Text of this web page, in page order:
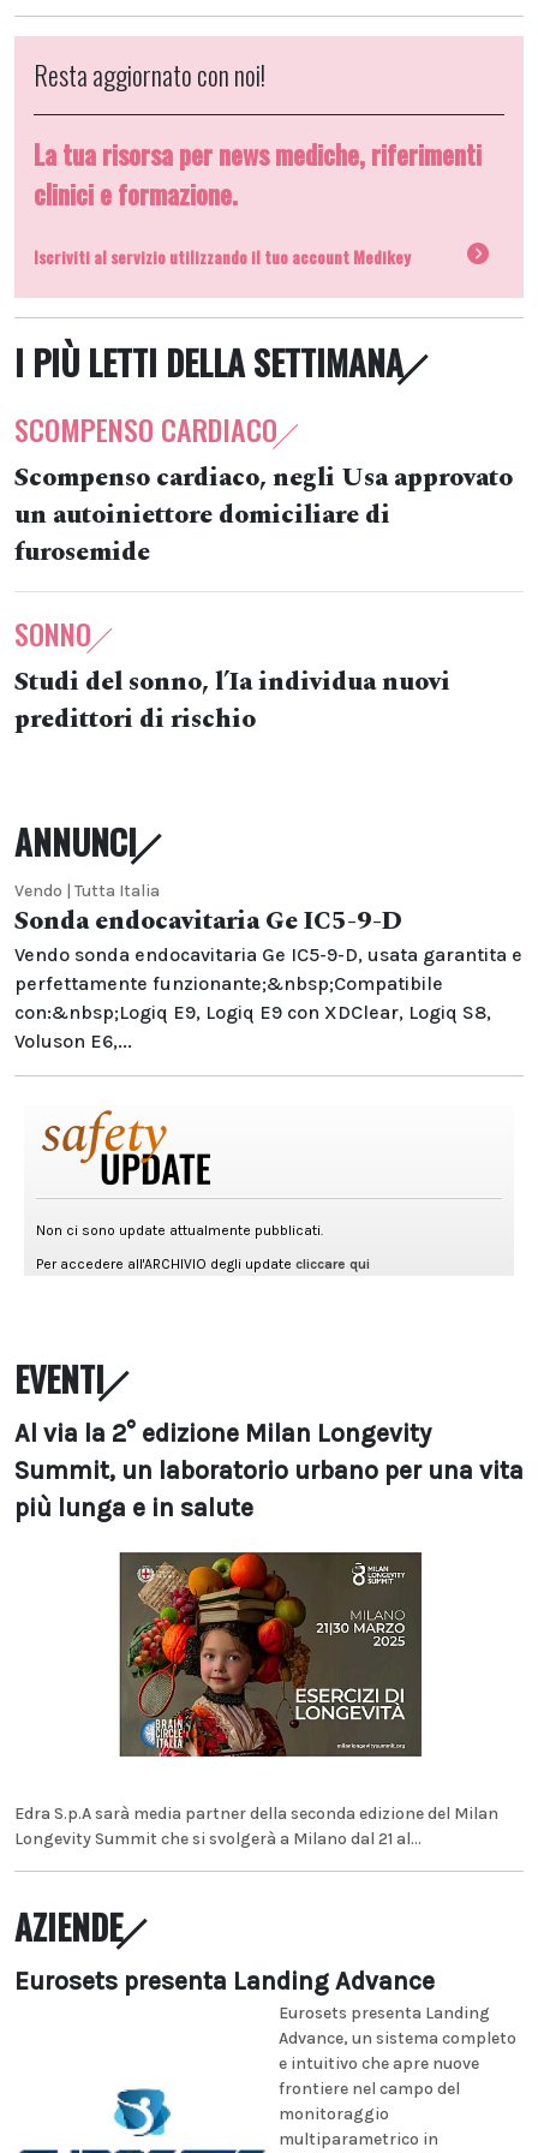
Resta aggiornato con noi!
La tua risorsa per news mediche, riferimenti
clinici e formazione.
Iscriviti al servizio utilizzando il tuo account Medikey
I PIÙ LETTI DELLA SETTIMANA
SCOMPENSO CARDIACO
Scompenso cardiaco, negli Usa approvato
un autoiniettore domiciliare di
furosemide
SONNO
Studi del sonno, l’Ia individua nuovi
predittori di rischio
ANNUNCI
Vendo | Tutta Italia
Sonda endocavitaria Ge IC5-9-D
Vendo sonda endocavitaria Ge IC5-9-D, usata garantita e
perfettamente funzionante;&nbsp;Compatibile
con:&nbsp;Logiq E9, Logiq E9 con XDClear, Logiq S8,
Voluson E6,...
EVENTI
Al via la 2° edizione Milan Longevity
Summit, un laboratorio urbano per una vita
più lunga e in salute
Edra S.p.A sarà media partner della seconda edizione del Milan
Longevity Summit che si svolgerà a Milano dal 21 al...
AZIENDE
Eurosets presenta Landing Advance
Eurosets presenta Landing
Advance, un sistema completo
e intuitivo che apre nuove
frontiere nel campo del
monitoraggio
multiparametrico in